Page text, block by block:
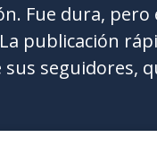
Fue dura,
publicación
sus seguidores,